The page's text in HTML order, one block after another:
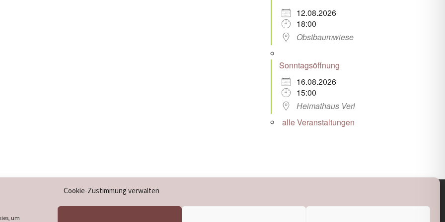
Cookie-Zustimmung verwalten
um
12.08.2026
18:00
Obstbaumwiese
Sonntagsöffnung
16.08.2026
15:00
Heimathaus Verl
alle Veranstaltungen